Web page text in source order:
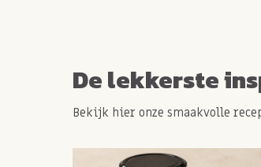
De lekkerste
Bekijk hier onze smaakvolle